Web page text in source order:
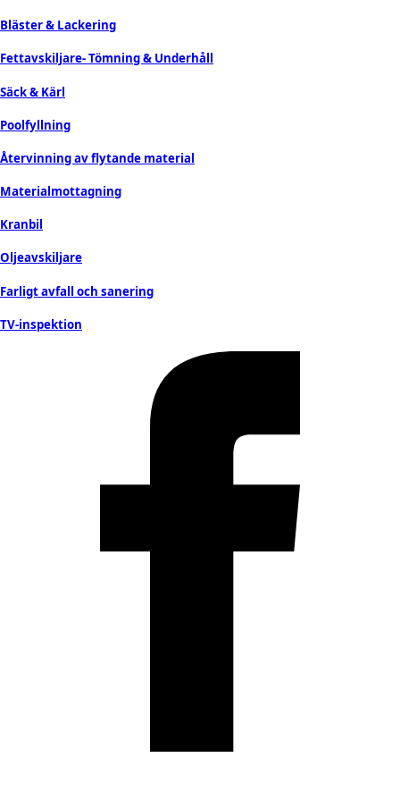
Bläster & Lackering
Fettavskiljare- Tömning & Underhåll
Säck & Kärl
Poolfyllning
Återvinning av flytande material
Materialmottagning
Kranbil
Oljeavskiljare
Farligt avfall och sanering
TV-inspektion